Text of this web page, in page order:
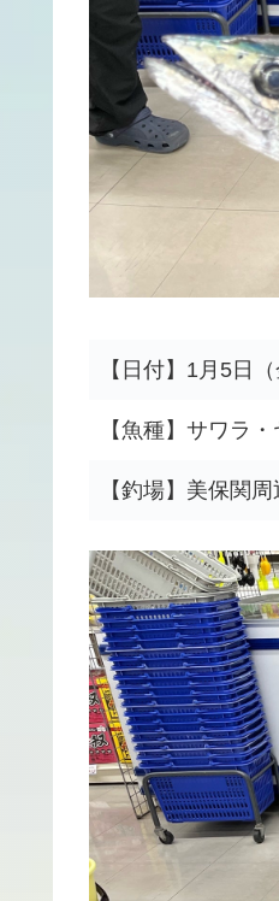
【日付】1月5日（
【魚種】サワラ
【釣場】美保関周